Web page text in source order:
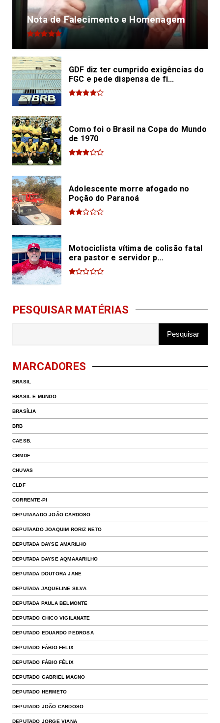
Nota de Falecimento e Homenagem
GDF diz ter cumprido exigências do
FGC e pede dispensa de fi...
Como foi o Brasil na Copa do Mundo
de 1970
Adolescente morre afogado no
Poção do Paranoá
Motociclista vítima de colisão fatal
era pastor e servidor p...
PESQUISAR MATÉRIAS
MARCADORES
BRASIL
BRASIL E MUNDO
BRASÍLIA
BRB
CAESB.
CBMDF
CHUVAS
CLDF
CORRENTE-PI
DEPUTAAADO JOÃO CARDOSO
DEPUTAADO JOAQUIM RORIZ NETO
DEPUTADA DAYSE AMARILHO
DEPUTADA DAYSE AQMAAARILHO
DEPUTADA DOUTORA JANE
DEPUTADA JAQUELINE SILVA
DEPUTADA PAULA BELMONTE
DEPUTADO CHICO VIGILANATE
DEPUTADO EDUARDO PEDROSA
DEPUTADO FÁBIO FELIX
DEPUTADO FÁBIO FÉLIX
DEPUTADO GABRIEL MAGNO
DEPUTADO HERMETO
DEPUTADO JOÃO CARDOSO
DEPUTADO JORGE VIANA